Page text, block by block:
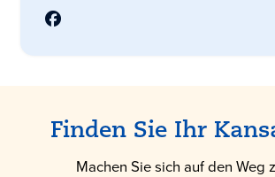
Finden Sie Ihr
Machen Sie sich auf den Weg